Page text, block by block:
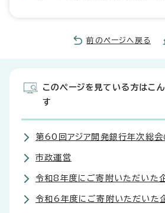
前のページへ戻る
このページを見ている方はこ
す
第60回アジア開発銀行年次総会
市政運営
令和8年度にご寄附いただいた
令和6年度にご寄附いただいた